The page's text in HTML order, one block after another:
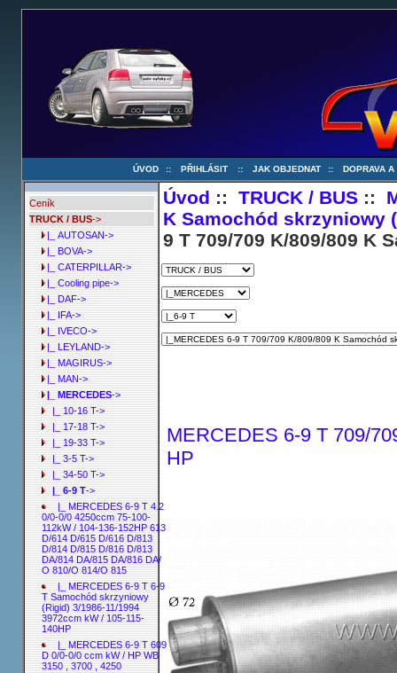
ÚVOD :: PŘIHLÁSIT :: JAK OBJEDNAT :: DOPRAVA A
Ceník
TRUCK / BUS->
|_ AUTOSAN->
|_ BOVA->
|_ CATERPILLAR->
|_ Cooling pipe->
|_ DAF->
|_ IFA->
|_ IVECO->
|_ LEYLAND->
|_ MAGIRUS->
|_ MAN->
|_ MERCEDES->
|_ 10-16 T->
|_ 17-18 T->
|_ 19-33 T->
|_ 3-5 T->
|_ 34-50 T->
|_ 6-9 T->
|_ MERCEDES 6-9 T 4.2
0/0-0/0 4250ccm 75-100-
112kW / 104-136-152HP 613
D/614 D/615 D/616 D/813
D/814 D/815 D/816 D/813
DA/814 DA/815 DA/816 DA/
O 810/O 814/O 815
|_ MERCEDES 6-9 T 6-9
T Samochód skrzyniowy
(Rigid) 3/1986-11/1994
3972ccm kW / 105-115-
140HP
|_ MERCEDES 6-9 T 609
D 0/0-0/0 ccm kW / HP WB
3150 , 3700 , 4250
Úvod ::TRUCK / BUS ::
K Samochód skrzyniowy
9 T 709/709 K/809/809 K
MERCEDES 6-9 T 709/
HP